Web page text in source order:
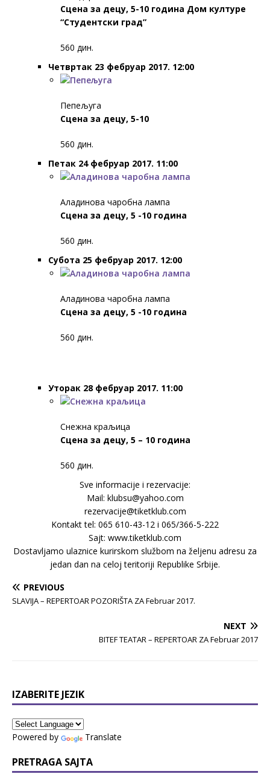
Сцена за децу, 5-10 година Дом културе
“Студентски град”
560 дин.
Четвртак 23 фебруар 2017. 12:00
Пепељуга
Сцена за децу, 5-10
560 дин.
Петак 24 фебруар 2017. 11:00
Аладинова чаробна лампа
Сцена за децу, 5 -10 година
560 дин.
Субота 25 фебруар 2017. 12:00
Аладинова чаробна лампа
Сцена за децу, 5 -10 година
560 дин.
Уторак 28 фебруар 2017. 11:00
Снежна краљица
Сцена за децу, 5 – 10 година
560 дин.
Sve informacije i rezervacije:
Mail: klubsu@yahoo.com
rezervacije@tiketklub.com
Kontakt tel: 065 610-43-12 i 065/366-5-222
Sajt: www.tiketklub.com
Dostavljamo ulaznice kurirskom službom na željenu adresu za
jedan dan na celoj teritoriji Republike Srbije.
PREVIOUS
SLAVIJA – REPERTOAR POZORIŠTA ZA Februar 2017.
NEXT
BITEF TEATAR – REPERTOAR ZA Februar 2017
IZABERITE JEZIK
Powered by Translate
PRETRAGA SAJTA